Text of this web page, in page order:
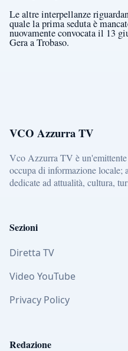
Le altre interpellanze
quale la prima seduta è
nuovamente convocata il 13
Gera a Trobaso.
VCO Azzurra TV
Vco Azzurra TV è
occupa di informazione locale;
dedicate ad attualità, cultura,
Sezioni
Diretta TV
Video YouTube
Privacy Policy
Redazione